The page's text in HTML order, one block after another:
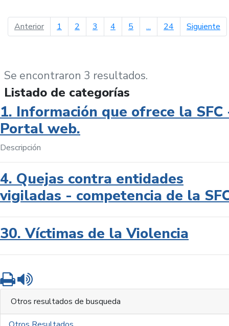
Anteriorpágina anterior
1 2 3 4 5 ... 24 Siguiente
Se encontraron 3 resultados.
Listado de categorías
1. Información que ofrece la SFC
Portal web.
Descripción
4. Quejas contra entidades
vigiladas - competencia de la
30. Víctimas de la Violencia
Imprimir
Otros resultados de busqueda